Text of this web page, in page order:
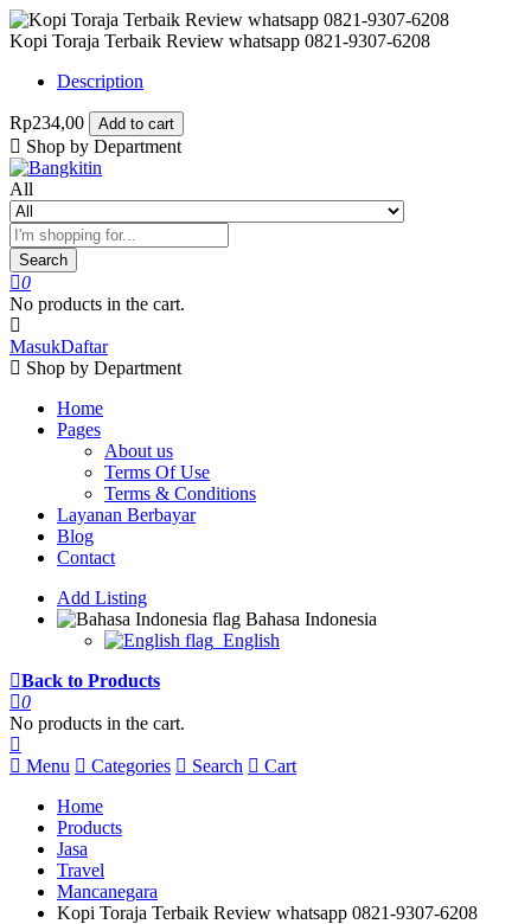
Kopi Toraja Terbaik Review whatsapp 0821-9307-6208
Description
Rp234,00 Add to cart
Shop by Department
All
Search
0
No products in the cart.
MasukDaftar
Shop by Department
Home
Pages
About us
Terms Of Use
Terms & Conditions
Layanan Berbayar
Blog
Contact
Add Listing
Bahasa Indonesia
English
Back to Products
0
No products in the cart.
Menu Categories Search
Cart
Home
Products
Jasa
Travel
Mancanegara
Kopi Toraja Terbaik Review whatsapp 0821-9307-6208